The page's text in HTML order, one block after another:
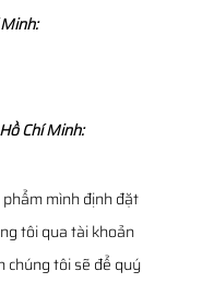
Chí Minh:
mình định đặt
tôi qua tài khoản
chúng tôi sẽ để quý